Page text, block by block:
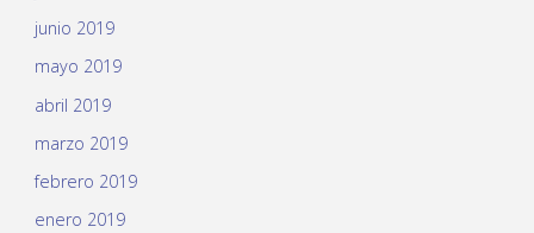
junio 2019
mayo 2019
abril 2019
marzo 2019
febrero 2019
enero 2019